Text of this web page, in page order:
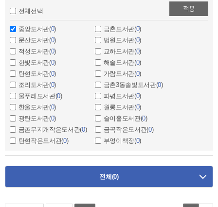
전체선택
중앙도서관(0) 금촌도서관(0)
문산도서관(0) 법원도서관(0)
적성도서관(0) 교하도서관(0)
한빛도서관(0) 해솔도서관(0)
탄현도서관(0) 가람도서관(0)
조리도서관(0) 금촌3동솔빛도서관(0)
물푸레도서관(0) 파평도서관(0)
한울도서관(0) 월롱도서관(0)
광탄도서관(0) 술이홀도서관(0)
금촌무지개작은도서관(0) 금곡작은도서관(0)
탄현작은도서관(0) 부엉이책장(0)
적용
전체 (0)